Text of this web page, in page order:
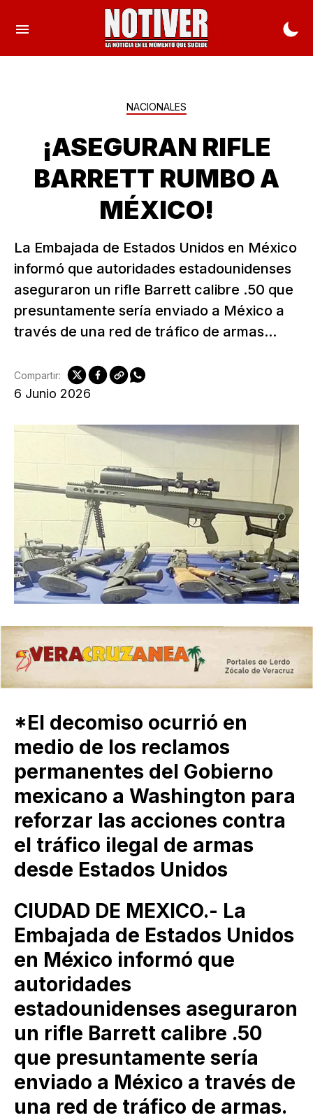
NACIONALES
¡ASEGURAN RIFLE
BARRETT RUMBO A
MÉXICO!
La Embajada de Estados Unidos en México
informó que autoridades estadounidenses
aseguraron un rifle Barrett calibre .50 que
presuntamente sería enviado a México a
través de una red de tráfico de armas...
6 Junio 2026
Compartir:
*El decomiso ocurrió en
medio de los reclamos
permanentes del Gobierno
mexicano a Washington para
reforzar las acciones contra
el tráfico ilegal de armas
desde Estados Unidos
CIUDAD DE MEXICO.- La
Embajada de Estados Unidos
en México informó que
autoridades
estadounidenses aseguraron
un rifle Barrett calibre .50
que presuntamente sería
enviado a México a través de
una red de tráfico de armas.